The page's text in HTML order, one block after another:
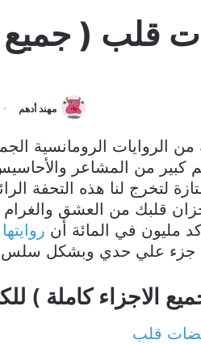
قلب ( جميع
مهند أدهم
الروايات الرومانسية
كم كبير من المشاعر
لتخرج لنا هذه التحفة
قلبك من العشق والغرام
مليون في المائة أن
علي حدي وبشكل سلس
الاجزاء كاملة )
قلب